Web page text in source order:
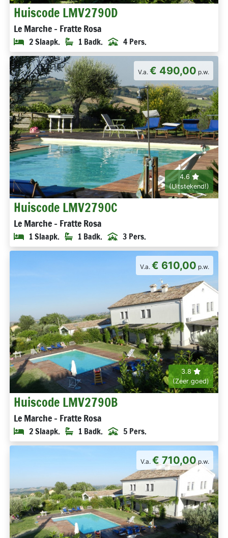
Huiscode LMV2790D
Le Marche - Fratte Rosa
2 Slaapk. 1 Badk. 4 Pers.
V.a. € 490,00 p.w.
4.6
(Uitstekend!)
Huiscode LMV2790C
Le Marche - Fratte Rosa
1 Slaapk. 1 Badk. 3 Pers.
V.a. € 610,00 p.w.
3.8
(Zeer goed)
Huiscode LMV2790B
Le Marche - Fratte Rosa
2 Slaapk. 1 Badk. 5 Pers.
V.a. € 710,00p.w.